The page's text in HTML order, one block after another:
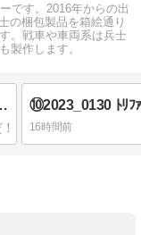
です。2016年からの出
梱包製品を箱絵通り
。戦車や車両系は兵士
製作します。
40cm履帯(中期型) 完成写真
16時間前